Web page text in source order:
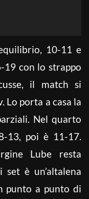
10-11 e
19 con lo strappo
il match si
Lo porta a casa la
Nel quarto
13, poi è 11-17.
Lube resta
è un’altalena
punto a punto di